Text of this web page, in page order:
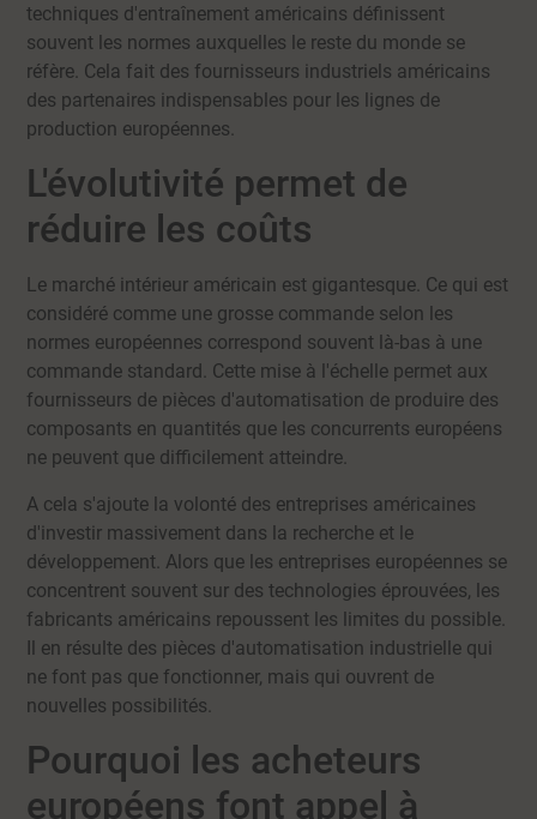
techniques d'entraînement américains définissent
souvent les normes auxquelles le reste du monde se
réfère. Cela fait des fournisseurs industriels américains
des partenaires indispensables pour les lignes de
production européennes.
L'évolutivité permet de
réduire les coûts
Le marché intérieur américain est gigantesque. Ce qui est
considéré comme une grosse commande selon les
normes européennes correspond souvent là-bas à une
commande standard. Cette mise à l'échelle permet aux
fournisseurs de pièces d'automatisation de produire des
composants en quantités que les concurrents européens
ne peuvent que difficilement atteindre.
A cela s'ajoute la volonté des entreprises américaines
d'investir massivement dans la recherche et le
développement. Alors que les entreprises européennes se
concentrent souvent sur des technologies éprouvées, les
fabricants américains repoussent les limites du possible.
Il en résulte des pièces d'automatisation industrielle qui
ne font pas que fonctionner, mais qui ouvrent de
nouvelles possibilités.
Pourquoi les acheteurs
européens font appel à